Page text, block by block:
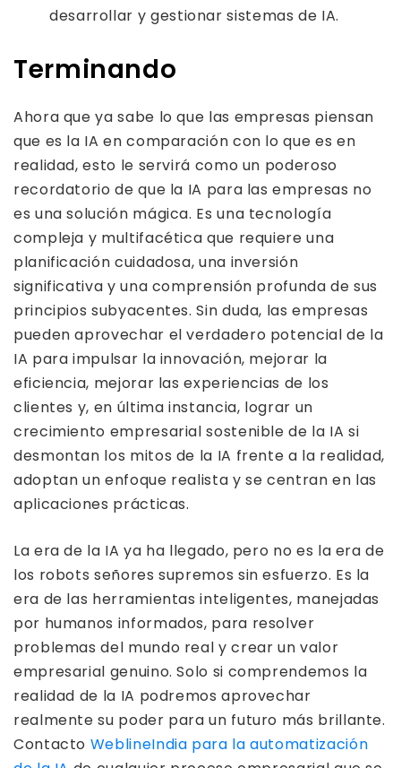
desarrollar y gestionar sistemas de IA.
Terminando
Ahora que ya sabe lo que las empresas piensan
que es la IA en comparación con lo que es en
realidad, esto le servirá como un poderoso
recordatorio de que la IA para las empresas no
es una solución mágica. Es una tecnología
compleja y multifacética que requiere una
planificación cuidadosa, una inversión
significativa y una comprensión profunda de sus
principios subyacentes. Sin duda, las empresas
pueden aprovechar el verdadero potencial de la
IA para impulsar la innovación, mejorar la
eficiencia, mejorar las experiencias de los
clientes y, en última instancia, lograr un
crecimiento empresarial sostenible de la IA si
desmontan los mitos de la IA frente a la realidad,
adoptan un enfoque realista y se centran en las
aplicaciones prácticas.
La era de la IA ya ha llegado, pero no es la era de
los robots señores supremos sin esfuerzo. Es la
era de las herramientas inteligentes, manejadas
por humanos informados, para resolver
problemas del mundo real y crear un valor
empresarial genuino. Solo si comprendemos la
realidad de la IA podremos aprovechar
realmente su poder para un futuro más brillante.
Contacto WeblineIndia para la automatización